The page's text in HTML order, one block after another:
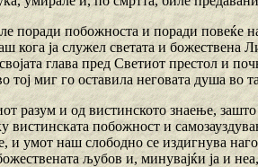
поради побожноста и поради повеќе
ја служел светата и божествена
глава пред Светиот престол и
миг го оставила неговата душа во
разум и од вистинското знаење,
вистинската побожност и
и умот наш слободно се издигнува
љубов и, минувајќи ја и